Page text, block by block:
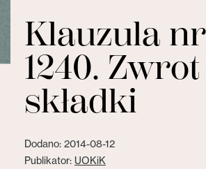
Klauzula nr
1240. Zwrot
składki
Dodano: 2014-08-12
Publikator: UOKiK